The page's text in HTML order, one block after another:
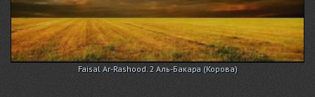
Faisal Ar-Rashood. 2 Аль-Бакара (Корова)